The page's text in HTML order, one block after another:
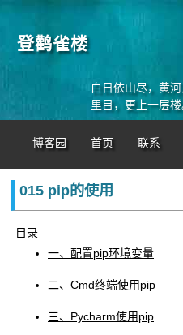
登鹳雀楼
白日依山尽，黄
里目，更上一层楼
博客园 首页 联系
015 pip的使用
目录
一、配置pip环境变量
二、Cmd终端使用pip
三、Pycharm使用pip